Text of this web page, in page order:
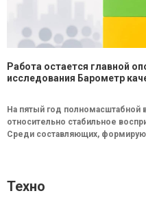
Работа остается главной
исследования Барометр
На пятый год полномасштабной
относительно стабильное
Среди составляющих,
Техно